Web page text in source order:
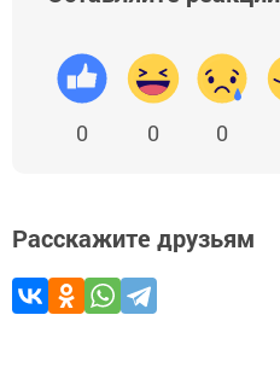
0 0 0
Расскажите друзьям